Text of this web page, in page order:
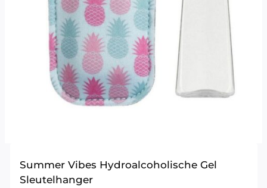
Summer Vibes Hydroalcoholische Gel
Sleutelhanger